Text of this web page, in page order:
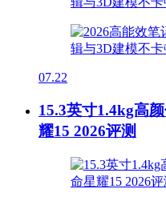
07.22
15.3英寸1.4kg高
耀15 2026评测